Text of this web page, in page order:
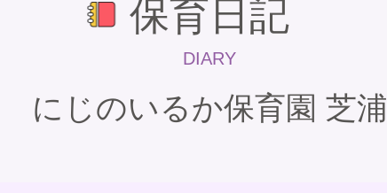
保育日記
DIARY
にじのいるか保育園 芝浦